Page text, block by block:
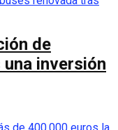
de
inversión